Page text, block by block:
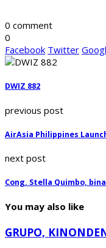
0 comment
0
Facebook Twitter
DWIZ 882
previous post
AirAsia Philippines
next post
Cong. Stella Quimbo,
You may also like
GRUPO,